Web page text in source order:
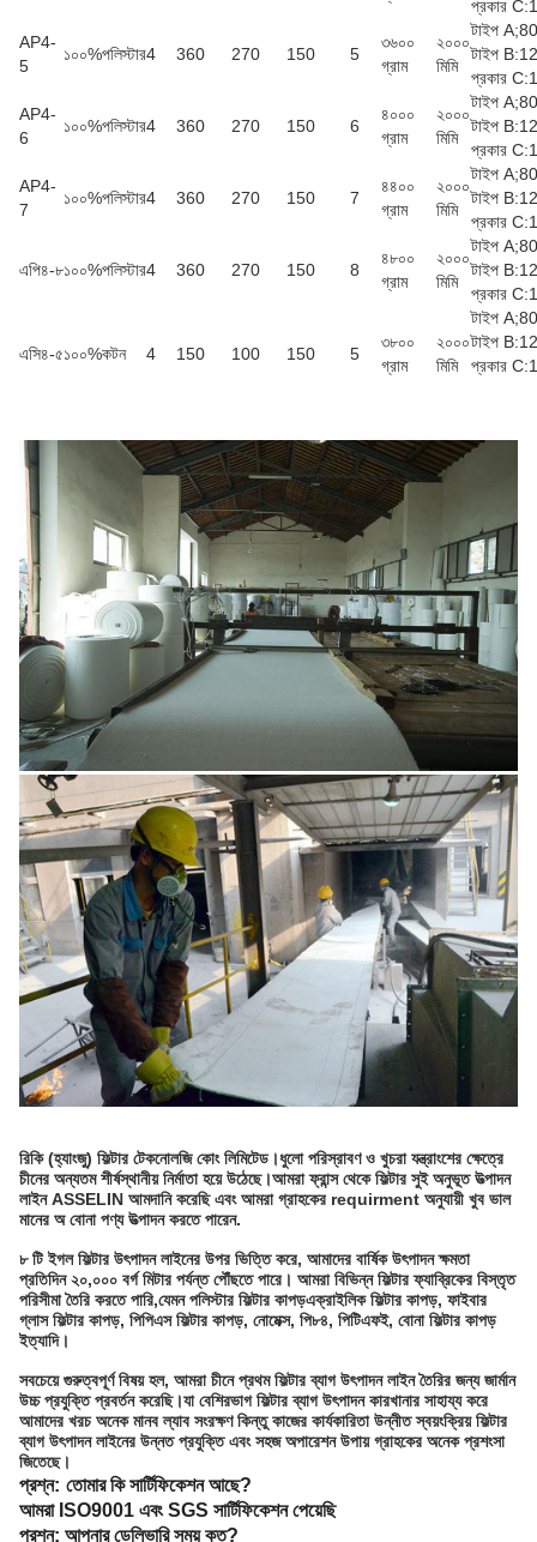
প্রকার
AP4-
5
১০০%পলিস্টার4 360 270 150 5
৩৬০০
গ্রাম
২০০০
মিমি
টাইপ
টাইপ
প্রকার
AP4-
6
১০০%পলিস্টার4 360 270 150 6
৪০০০
গ্রাম
২০০০
মিমি
টাইপ
টাইপ
প্রকার
AP4-
7
১০০%পলিস্টার4 360 270 150 7
৪৪০০
গ্রাম
২০০০
মিমি
টাইপ
টাইপ
প্রকার
এপি৪-৮১০০%পলিস্টার4 360 270 150 8
৪৮০০
গ্রাম
২০০০
মিমি
টাইপ
টাইপ
প্রকার
এসি৪-৫১০০%কটন 4 150 100 150 5
৩৮০০
গ্রাম
২০০০
মিমি
টাইপ
টাইপ
প্রকার
রিকি (হ্যাংজু) ফিল্টার টেকনোলজি কোং লিমিটেড।ধুলো পরিস্রাবণ ও খুচরা যন্ত্রাংশের ক্ষেত্রে
চীনের অন্যতম শীর্ষস্থানীয় নির্মাতা হয়ে উঠেছে।আমরা ফ্রান্স থেকে ফিল্টার সুই অনুভূত উত্পাদন
লাইন ASSELIN আমদানি করেছি এবং আমরা গ্রাহকের requirment অনুযায়ী খুব ভাল
মানের অ বোনা পণ্য উত্পাদন করতে পারেন.
৮ টি ইগল ফিল্টার উৎপাদন লাইনের উপর ভিত্তি করে, আমাদের বার্ষিক উৎপাদন ক্ষমতা
প্রতিদিন ২০,০০০ বর্গ মিটার পর্যন্ত পৌঁছতে পারে। আমরা বিভিন্ন ফিল্টার ফ্যাব্রিকের বিস্তৃত
পরিসীমা তৈরি করতে পারি,যেমন পলিস্টার ফিল্টার কাপড়এক্রাইলিক ফিল্টার কাপড়, ফাইবার
গ্লাস ফিল্টার কাপড়, পিপিএস ফিল্টার কাপড়, নোমেক্স, পি৮৪, পিটিএফই, বোনা ফিল্টার কাপড়
ইত্যাদি।
সবচেয়ে গুরুত্বপূর্ণ বিষয় হল, আমরা চীনে প্রথম ফিল্টার ব্যাগ উৎপাদন লাইন তৈরির জন্য জার্মান
উচ্চ প্রযুক্তি প্রবর্তন করেছি।যা বেশিরভাগ ফিল্টার ব্যাগ উৎপাদন কারখানার সাহায্য করে
আমাদের খরচ অনেক মানব ল্যাব সংরক্ষণ কিন্তু কাজের কার্যকারিতা উন্নীত স্বয়ংক্রিয় ফিল্টার
ব্যাগ উৎপাদন লাইনের উন্নত প্রযুক্তি এবং সহজ অপারেশন উপায় গ্রাহকের অনেক প্রশংসা
জিতেছে।
প্রশ্ন: তোমার কি সার্টিফিকেশন আছে?
আমরা ISO9001 এবং SGS সার্টিফিকেশন পেয়েছি
প্রশ্ন: আপনার ডেলিভারি সময় কত?